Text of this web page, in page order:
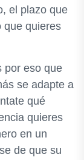
el plazo que
que quieres
por eso que
se adapte a
qué
quieres
en un
de que su